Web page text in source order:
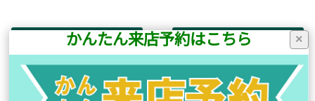
前の記事へ
店舗ブログ一覧に戻る
次の記事へ ×
かんたん来店予約はこちら